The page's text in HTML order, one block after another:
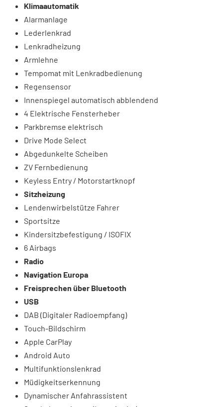
Klimaautomatik
Alarmanlage
Lederlenkrad
Lenkradheizung
Armlehne
Tempomat mit Lenkradbedienung
Regensensor
Innenspiegel automatisch abblendend
4 Elektrische Fensterheber
Parkbremse elektrisch
Drive Mode Select
Abgedunkelte Scheiben
ZV Fernbedienung
Keyless Entry / Motorstartknopf
Sitzheizung
Lendenwirbelstütze Fahrer
Sportsitze
Kindersitzbefestigung / ISOFIX
6 Airbags
Radio
Navigation Europa
Freisprechen über Bluetooth
USB
DAB (Digitaler Radioempfang)
Touch-Bildschirm
Apple CarPlay
Android Auto
Multifunktionslenkrad
Müdigkeitserkennung
Dynamischer Anfahrassistent